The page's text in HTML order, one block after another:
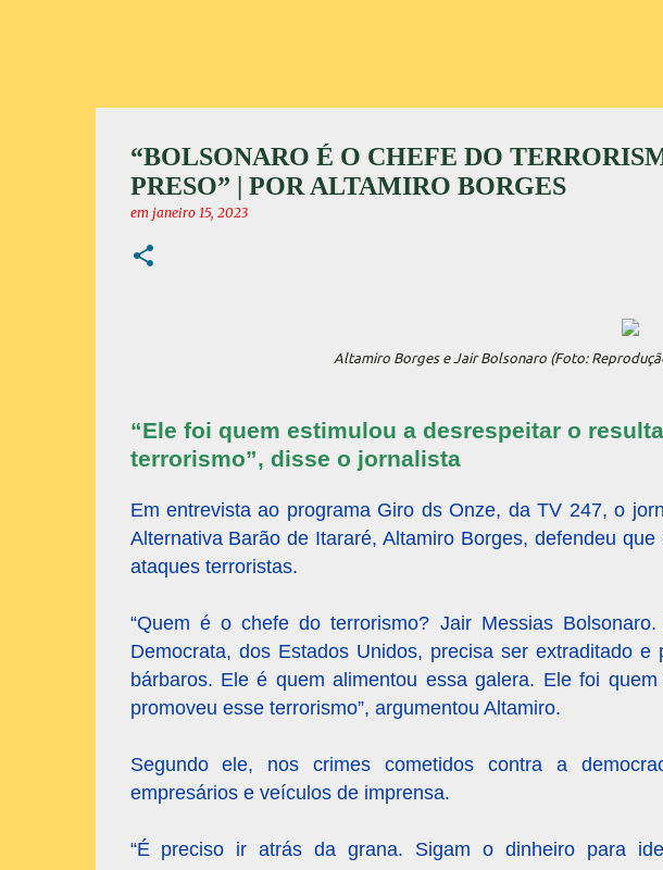
“BOLSONARO É O CHEFE DO
PRESO” | POR ALTAMIRO BORGES
em janeiro 15, 2023
Altamiro Borges e Jair Bolsonaro (Foto:
“Ele foi quem estimulou a desrespeitar o
terrorismo”, disse o jornalista
Em entrevista ao programa Giro ds Onze, da TV 247, o
Alternativa Barão de Itararé, Altamiro Borges, defendeu
ataques terroristas.
“Quem é o chefe do terrorismo? Jair Messias
Democrata, dos Estados Unidos, precisa ser extraditado
bárbaros. Ele é quem alimentou essa galera. Ele foi
promoveu esse terrorismo”, argumentou Altamiro.
Segundo ele, nos crimes cometidos contra a
empresários e veículos de imprensa.
“É preciso ir atrás da grana. Sigam o dinheiro para